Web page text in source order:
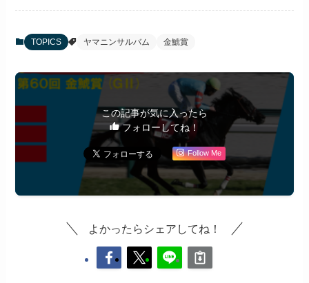
TOPICS ヤマニンサルバム 金鯱賞
この記事が気に入ったら
フォローしてね！
Follow Me
よかったらシェアしてね！